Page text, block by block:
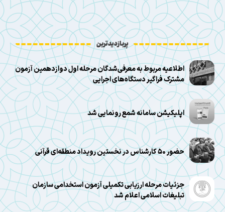
پربازدیدترین
اطلاعیه مربوط به معرفی‌شدگان مرحله اول دوازدهمین آزمون
مشترک فراگیر دستگاه‌های اجرایی
اپلیکیشن سامانه شمع رونمایی شد
حضور ۵۰ کارشناس در نخستین رویداد منطقه‌ای قرآنی
جزئیات مرحله ارزیابی تکمیلی آزمون استخدامی سازمان
تبلیغات اسلامی اعلام شد